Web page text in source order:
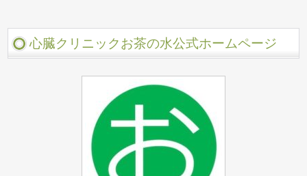
心臓クリニックお茶の水公式ホームページ